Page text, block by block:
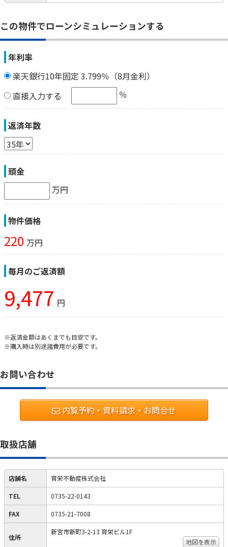
この物件でローンシミュレーションする
年利率
楽天銀行10年固定 3.799％（8月金利）
直接入力する
％
返済年数
頭金
万円
物件価格
220 万円
毎月のご返済額
9,477 円
※返済金額はあくまでも目安です。
※購入時は別途諸費用が必要です。
お問い合わせ
内覧予約・資料請求・お問合せ
取扱店舗
店舗名 育栄不動産株式会社
TEL 0735-22-0143
FAX 0735-21-7008
住所
新宮市新町3-2-13 育栄ビル1F
地図を表示